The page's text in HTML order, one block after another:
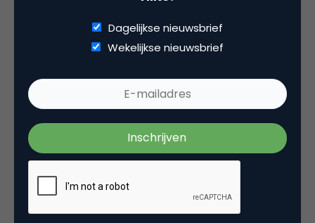
verlagen in ruil voor het luisteren naar
betaalde reclame in de wachttijd? Zouden er
adverteerders in Nederland voor willen
@Marc: hoe werft CM adverteerders? Op
dezelfde manier als dat adverteerders
werven voor hun website?
@Marco: is dit iest voor het IAB om nader te
onderzoeken? Werkgroepje?
Dagelijkse nieuwsbrief
Wekelijkse nieuwsbrief